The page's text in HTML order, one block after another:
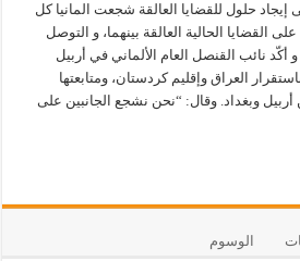
إيجاد حلول للقضايا العالقة شجعت المانيا كل
القضايا الحالية العالقة بينهما، و التوصل
أكّد نائب القنصل العام الألماني في أربيل
العراق وإقليم كردستان، ومتابعتها
أربيل وبغداد. وقال: “نحن نشجع الجانبين على
الوسوم